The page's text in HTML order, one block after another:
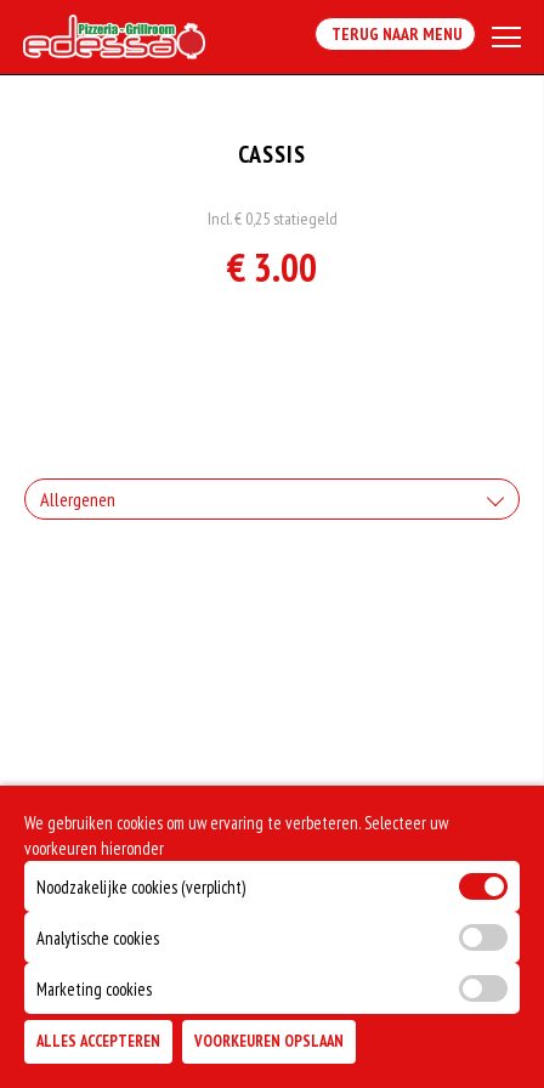
TERUG NAAR MENU
CASSIS
Incl. € 0,25 statiegeld
€ 3.00
Allergenen
We gebruiken cookies om uw ervaring te verbeteren. Selecteer uw
voorkeuren hieronder
Noodzakelijke cookies (verplicht)
Analytische cookies
Marketing cookies
ALLES ACCEPTEREN VOORKEUREN OPSLAAN